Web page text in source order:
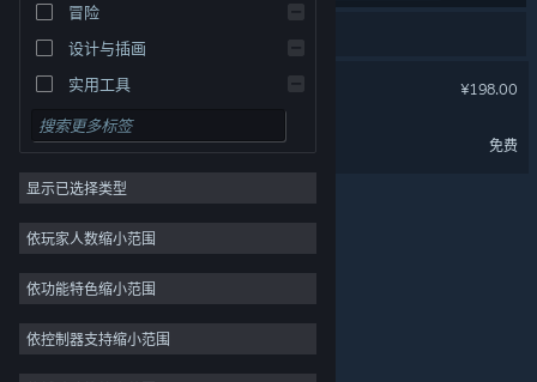
冒险
设计与插画
实用工具
免费开玩
角色扮演
大型多人在线
独立
休闲
模拟
竞速
显示已选择类型
依玩家人数缩小范围
依功能特色缩小范围
依控制器支持缩小范围
2 个匹配的搜索结果。
¥198.00
免费